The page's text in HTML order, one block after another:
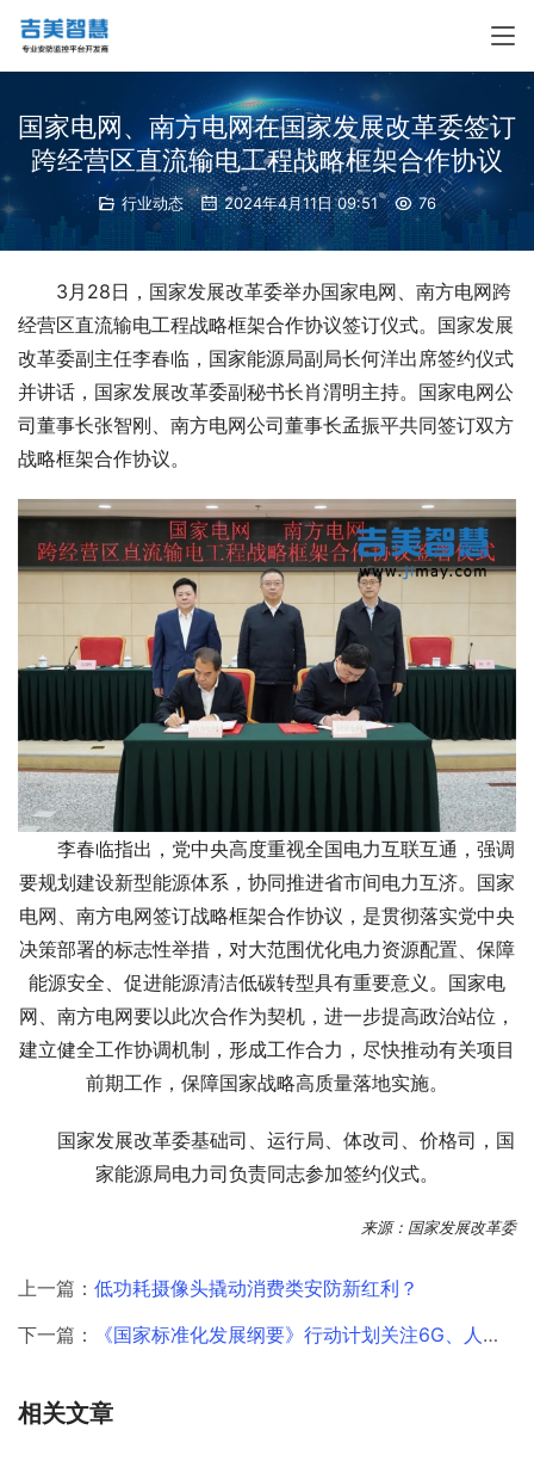
国家电网、南方电网在国家发展改革委签订
跨经营区直流输电工程战略框架合作协议
行业动态 2024年4月11日 09:51 76
3月28日，国家发展改革委举办国家电网、南方电网跨
经营区直流输电工程战略框架合作协议签订仪式。国家发展
改革委副主任李春临，国家能源局副局长何洋出席签约仪式
并讲话，国家发展改革委副秘书长肖渭明主持。国家电网公
司董事长张智刚、南方电网公司董事长孟振平共同签订双方
战略框架合作协议。
李春临指出，党中央高度重视全国电力互联互通，强调
要规划建设新型能源体系，协同推进省市间电力互济。国家
电网、南方电网签订战略框架合作协议，是贯彻落实党中央
决策部署的标志性举措，对大范围优化电力资源配置、保障
能源安全、促进能源清洁低碳转型具有重要意义。国家电
网、南方电网要以此次合作为契机，进一步提高政治站位，
建立健全工作协调机制，形成工作合力，尽快推动有关项目
前期工作，保障国家战略高质量落地实施。
国家发展改革委基础司、运行局、体改司、价格司，国
家能源局电力司负责同志参加签约仪式。
来源：国家发展改革委
上一篇： 低功耗摄像头撬动消费类安防新红利？
下一篇：
《国家标准化发展纲要》行动计划关注6G、人工智能
相关文章